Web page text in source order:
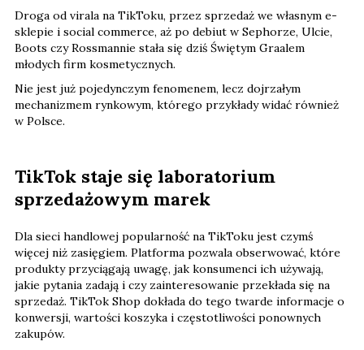
Droga od virala na TikToku, przez sprzedaż we własnym e-
sklepie i social commerce, aż po debiut w Sephorze, Ulcie,
Boots czy Rossmannie stała się dziś Świętym Graalem
młodych firm kosmetycznych.
Nie jest już pojedynczym fenomenem, lecz dojrzałym
mechanizmem rynkowym, którego przykłady widać również
w Polsce.
TikTok staje się laboratorium
sprzedażowym marek
Dla sieci handlowej popularność na TikToku jest czymś
więcej niż zasięgiem. Platforma pozwala obserwować, które
produkty przyciągają uwagę, jak konsumenci ich używają,
jakie pytania zadają i czy zainteresowanie przekłada się na
sprzedaż. TikTok Shop dokłada do tego twarde informacje o
konwersji, wartości koszyka i częstotliwości ponownych
zakupów.